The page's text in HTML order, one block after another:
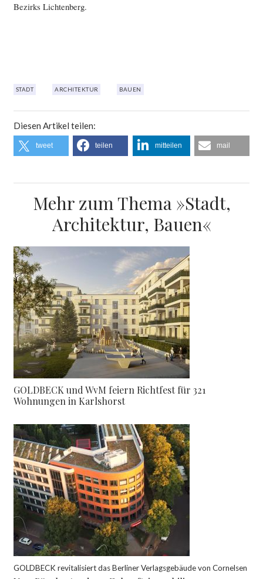
Bezirks Lichtenberg.
STADT ARCHITEKTUR BAUEN
Diesen Artikel teilen:
tweet teilen mitteilen mail
Mehr zum Thema »Stadt,
Architektur, Bauen«
GOLDBECK und WvM feiern Richtfest für 321
Wohnungen in Karlshorst
GOLDBECK revitalisiert das Berliner Verlagsgebäude von Cornelsen